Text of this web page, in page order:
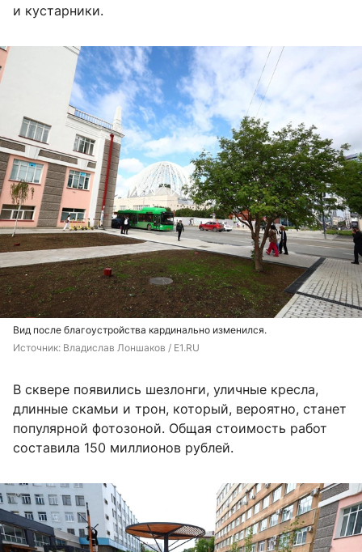
и кустарники.
Вид после благоустройства кардинально изменился.
Источник: Владислав Лоншаков / E1.RU
В сквере появились шезлонги, уличные кресла,
длинные скамьи и трон, который, вероятно, станет
популярной фотозоной. Общая стоимость работ
составила 150 миллионов рублей.